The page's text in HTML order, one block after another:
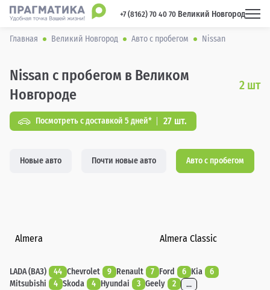
+7 (8162) 70 40 70 Великий Новгород
Главная Великий Новгород Авто с пробегом Nissan
Nissan с пробегом в Великом
Новгороде
2 шт
Посмотреть с доставкой 5 дней* 27 шт.
Новые авто Почти новые авто Авто с пробегом
Almera Almera Classic
LADA (ВАЗ) 44 Chevrolet 9 Renault 7 Ford 6 Kia
6
Mitsubishi
4 Skoda 4 Hyundai 3 Geely 2 ...